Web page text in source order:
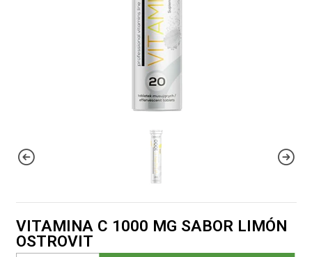
VITAMINA C 1000 MG SABOR LIMÓN
OSTROVIT